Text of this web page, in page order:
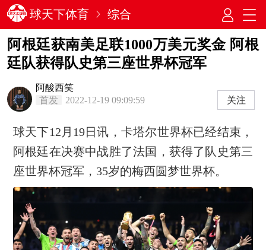
球天下体育 综合
阿根廷获南美足联1000万美元奖金 阿根
廷队获得队史第三座世界杯冠军
阿酸西笑
首发
2022-12-19 09:09:59 关注
球天下12月19日讯，卡塔尔世界杯已经结束，
阿根廷在决赛中战胜了法国，获得了队史第三
座世界杯冠军，35岁的梅西圆梦世界杯。